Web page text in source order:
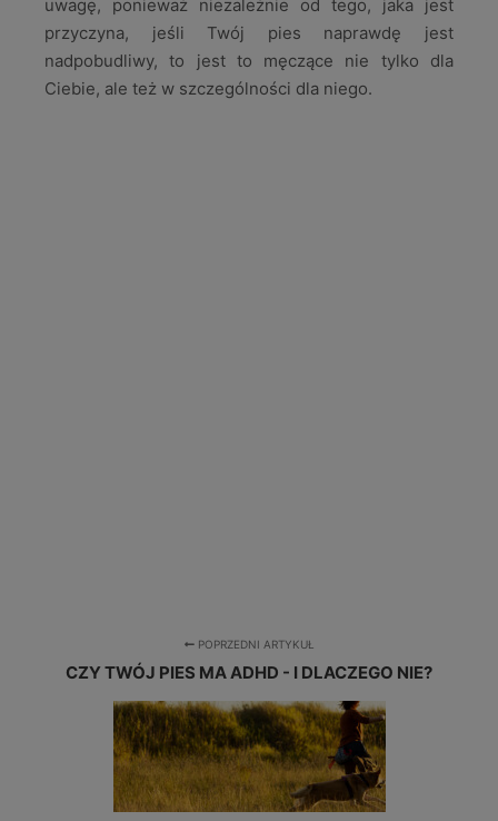
uwagę, ponieważ niezależnie od tego, jaka jest
przyczyna, jeśli Twój pies naprawdę jest
nadpobudliwy, to jest to męczące nie tylko dla
Ciebie, ale też w szczególności dla niego.
POPRZEDNI ARTYKUŁ
CZY TWÓJ PIES MA ADHD - I DLACZEGO NIE?